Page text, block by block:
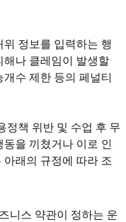
정보를 입력하는 행
해나 클레임이 발생할
수 제한 등의 페널티
정책 위반 및 수업 후 무
을 끼쳤거나 이로 인
래의 규정에 따라 조
니스 약관이 정하는 운